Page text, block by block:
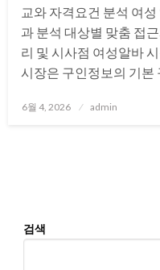
교와 자격요건 분석 여
과 분석 대상별 맞춤 접
리 및 시사점 여성알바
시장은 구인정보의 기본
Posted
6월 4, 2026 admin
검색